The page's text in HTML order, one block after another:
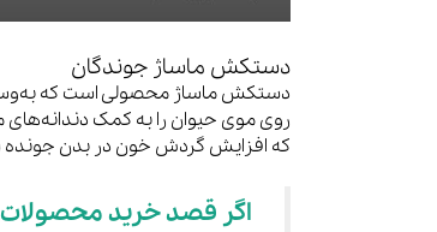
دستکش ماساژ جوندگان
دستکش ماساژ محصولی است که
روی موی حیوان را به کمک
که افزایش گردش خون در بدن جونده